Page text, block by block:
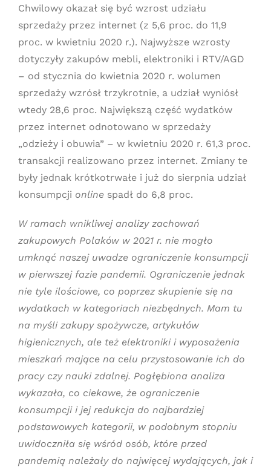
Chwilowy okazał się być wzrost udziału
sprzedaży przez internet (z 5,6 proc. do 11,9
proc. w kwietniu 2020 r.). Najwyższe wzrosty
dotyczyły zakupów mebli, elektroniki i RTV/AGD
– od stycznia do kwietnia 2020 r. wolumen
sprzedaży wzrósł trzykrotnie, a udział wyniósł
wtedy 28,6 proc. Największą część wydatków
przez internet odnotowano w sprzedaży
„odzieży i obuwia” – w kwietniu 2020 r. 61,3 proc.
transakcji realizowano przez internet. Zmiany te
były jednak krótkotrwałe i już do sierpnia udział
konsumpcji online spadł do 6,8 proc.
W ramach wnikliwej analizy zachowań
zakupowych Polaków w 2021 r. nie mogło
umknąć naszej uwadze ograniczenie konsumpcji
w pierwszej fazie pandemii. Ograniczenie jednak
nie tyle ilościowe, co poprzez skupienie się na
wydatkach w kategoriach niezbędnych. Mam tu
na myśli zakupy spożywcze, artykułów
higienicznych, ale też elektroniki i wyposażenia
mieszkań mające na celu przystosowanie ich do
pracy czy nauki zdalnej. Pogłębiona analiza
wykazała, co ciekawe, że ograniczenie
konsumpcji i jej redukcja do najbardziej
podstawowych kategorii, w podobnym stopniu
uwidoczniła się wśród osób, które przed
pandemią należały do najwięcej wydających, jak i